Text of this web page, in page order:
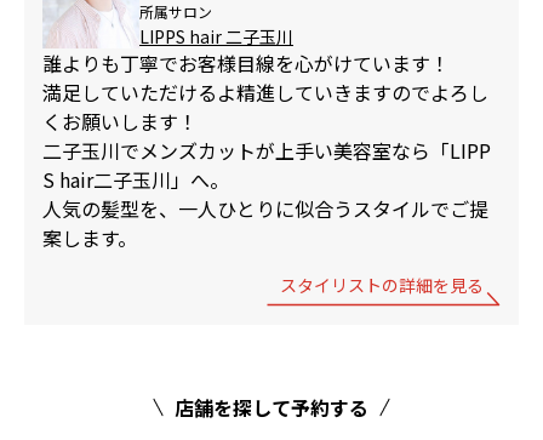
所属サロン
LIPPS hair 二子玉川
誰よりも丁寧でお客様目線を心がけています！
満足していただけるよ精進していきますのでよろし
くお願いします！
二子玉川でメンズカットが上手い美容室なら「LIPP
S hair二子玉川」へ。
人気の髪型を、一人ひとりに似合うスタイルでご提
案します。
スタイリストの詳細を見る
店舗を探して予約する